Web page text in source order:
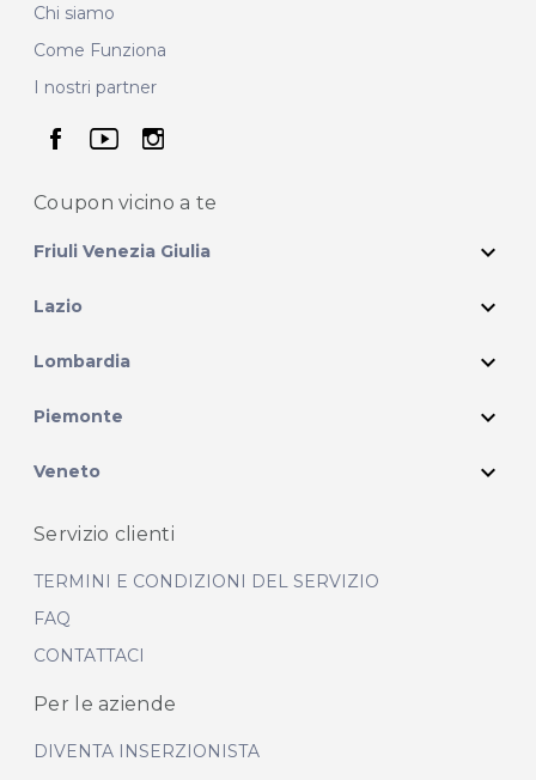
Chi siamo
Come Funziona
I nostri partner
seguici su facebook
seguici su youtube
seguici su instagram
Coupon vicino a te
Friuli Venezia Giulia expand_more
Lazio expand_more
Lombardia expand_more
Piemonte expand_more
Veneto expand_more
Servizio clienti
TERMINI E CONDIZIONI DEL SERVIZIO
FAQ
CONTATTACI
Per le aziende
DIVENTA INSERZIONISTA